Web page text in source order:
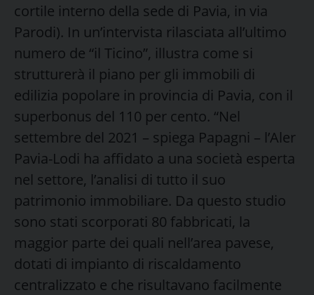
cortile interno della sede di Pavia, in via
Parodi). In un’intervista rilasciata all’ultimo
numero de “il Ticino”, illustra come si
strutturerà il piano per gli immobili di
edilizia popolare in provincia di Pavia, con il
superbonus del 110 per cento. “Nel
settembre del 2021 – spiega Papagni – l’Aler
Pavia-Lodi ha affidato a una società esperta
nel settore, l’analisi di tutto il suo
patrimonio immobiliare. Da questo studio
sono stati scorporati 80 fabbricati, la
maggior parte dei quali nell’area pavese,
dotati di impianto di riscaldamento
centralizzato e che risultavano facilmente